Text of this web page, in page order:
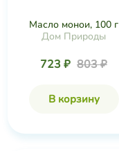
Масло монои, 100 г
Дом Природы
723 ₽ 803 ₽
В корзину